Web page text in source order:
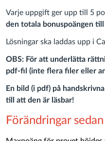
Varje uppgift ger upp till 5
den totala bonuspoängen
Lösningar ska laddas upp i
OBS: För att underlätta
pdf-fil (inte flera filer eller
En bild (i pdf) på
till att den är läsbar!
Förändringar